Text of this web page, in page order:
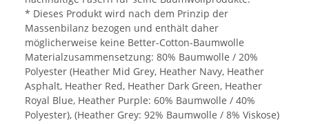
* Dieses Produkt wird nach dem Prinzip der
Massenbilanz bezogen und enthält daher
möglicherweise keine Better-Cotton-Baumwolle
Materialzusammensetzung: 80% Baumwolle / 20%
Polyester (Heather Mid Grey, Heather Navy, Heather
Asphalt, Heather Red, Heather Dark Green, Heather
Royal Blue, Heather Purple: 60% Baumwolle / 40%
Polyester), (Heather Grey: 92% Baumwolle / 8% Viskose)